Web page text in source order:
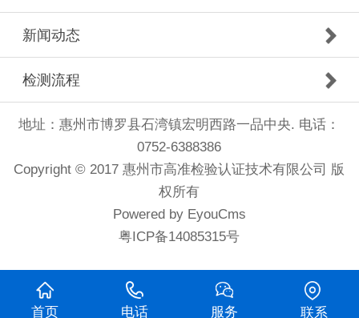
新闻动态
检测流程
地址：惠州市博罗县石湾镇宏明西路一品中央. 电话：
0752-6388386
Copyright © 2017 惠州市高准检验认证技术有限公司 版
权所有
Powered by EyouCms
粤ICP备14085315号
首页 电话 服务 联系